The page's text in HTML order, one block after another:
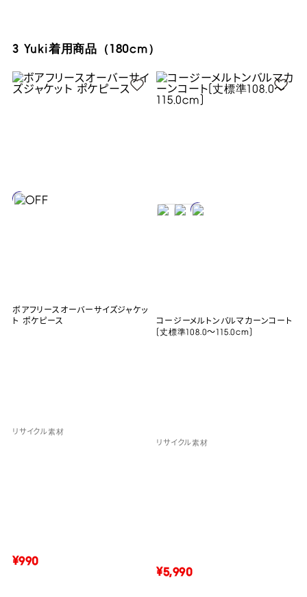
3 Yuki着用商品（180cm）
ボアフリースオーバーサイズジャケッ
ト ポケピース
リサイクル素材
¥990
コージーメルトンバルマカーンコート
(丈標準108.0～115.0cm)
リサイクル素材
¥5,990